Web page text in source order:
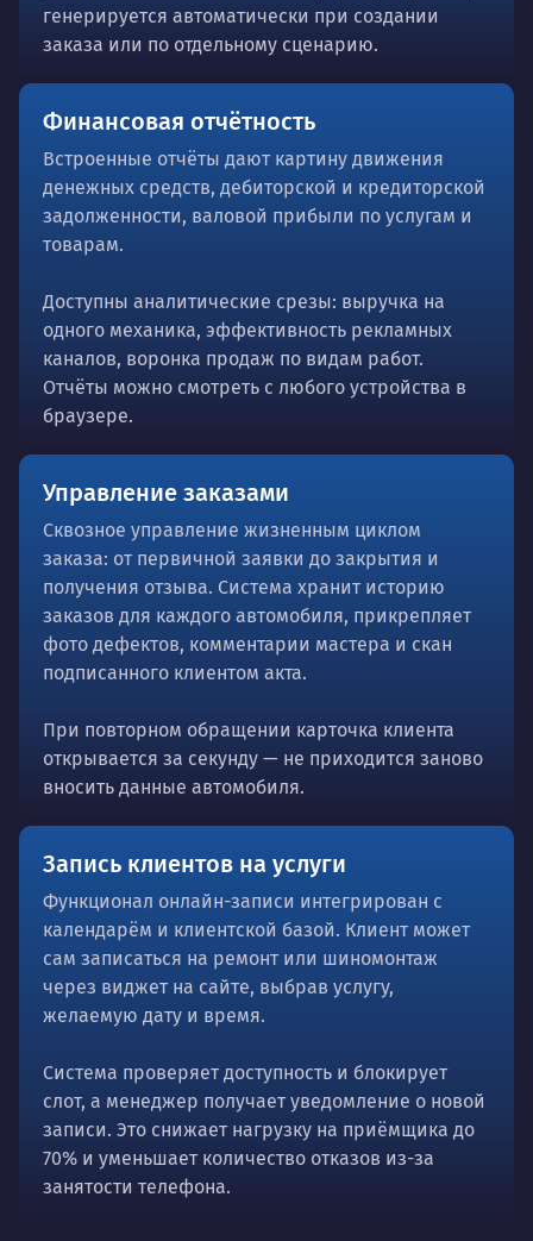
генерируется автоматически при создании
заказа или по отдельному сценарию.
Финансовая отчётность
Встроенные отчёты дают картину движения
денежных средств, дебиторской и кредиторской
задолженности, валовой прибыли по услугам и
товарам.
Доступны аналитические срезы: выручка на
одного механика, эффективность рекламных
каналов, воронка продаж по видам работ.
Отчёты можно смотреть с любого устройства в
браузере.
Управление заказами
Сквозное управление жизненным циклом
заказа: от первичной заявки до закрытия и
получения отзыва. Система хранит историю
заказов для каждого автомобиля, прикрепляет
фото дефектов, комментарии мастера и скан
подписанного клиентом акта.
При повторном обращении карточка клиента
открывается за секунду — не приходится заново
вносить данные автомобиля.
Запись клиентов на услуги
Функционал онлайн-записи интегрирован с
календарём и клиентской базой. Клиент может
сам записаться на ремонт или шиномонтаж
через виджет на сайте, выбрав услугу,
желаемую дату и время.
Система проверяет доступность и блокирует
слот, а менеджер получает уведомление о новой
записи. Это снижает нагрузку на приёмщика до
70% и уменьшает количество отказов из-за
занятости телефона.